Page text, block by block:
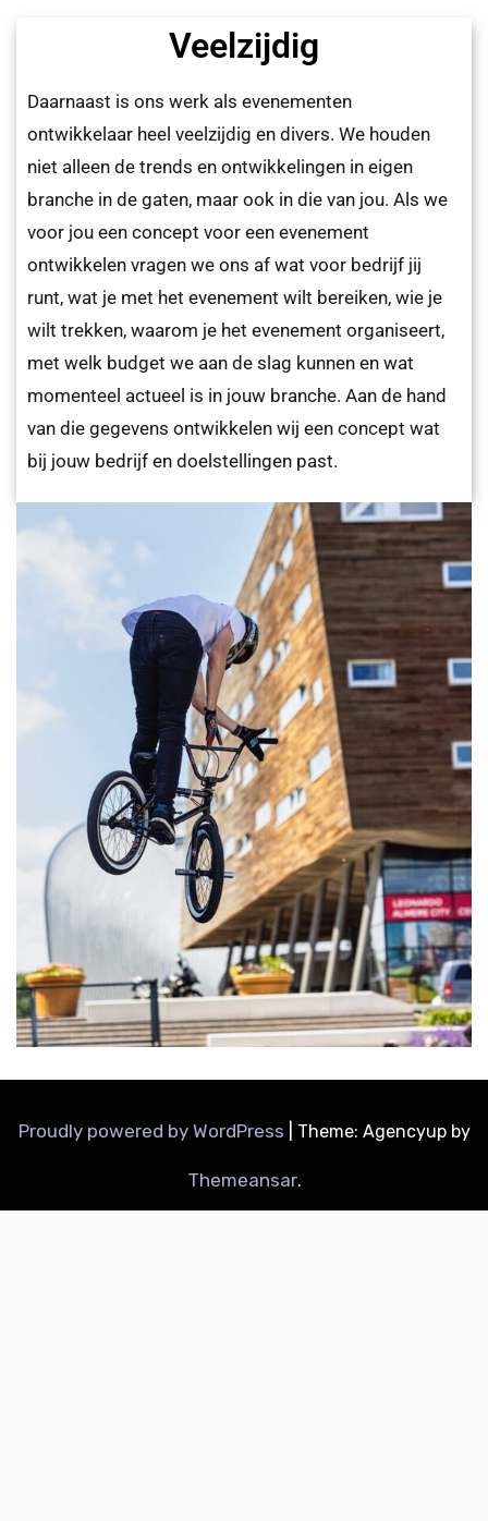
Veelzijdig
Daarnaast is ons werk als evenementen
ontwikkelaar heel veelzijdig en divers. We houden
niet alleen de trends en ontwikkelingen in eigen
branche in de gaten, maar ook in die van jou. Als we
voor jou een concept voor een evenement
ontwikkelen vragen we ons af wat voor bedrijf jij
runt, wat je met het evenement wilt bereiken, wie je
wilt trekken, waarom je het evenement organiseert,
met welk budget we aan de slag kunnen en wat
momenteel actueel is in jouw branche. Aan de hand
van die gegevens ontwikkelen wij een concept wat
bij jouw bedrijf en doelstellingen past.
Proudly powered by WordPress Theme: Agencyup by
Themeansar.